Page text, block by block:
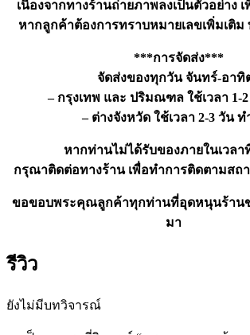
เนื่องจากทางร้านถ่ายภาพลงเป็นตัวอย่าง
หากลูกค้าต้องการทราบหมายเลขเพิ่มเติม
***การจัดส่ง***
จัดส่งของทุกวัน จันทร์-อาทิ
– กรุงเทพ และ ปริมณฑล ใช้เวลา 1-
– ต่างจังหวัด ใช้เวลา 2-3 วัน ท
หากท่านไม่ได้รับของภายในเวล
กรุณาติดต่อทางร้าน เพื่อทำการติดตามสถ
ขอขอบพระคุณลูกค้าทุกท่านที่อุดหนุนร้านข
มา
รีวิว
ยังไม่มีบทวิจารณ์